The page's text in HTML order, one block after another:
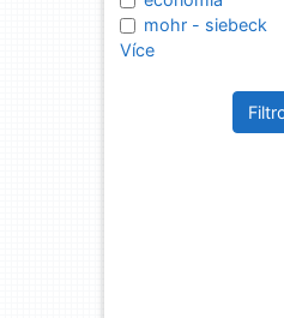
mohr - siebeck
Více